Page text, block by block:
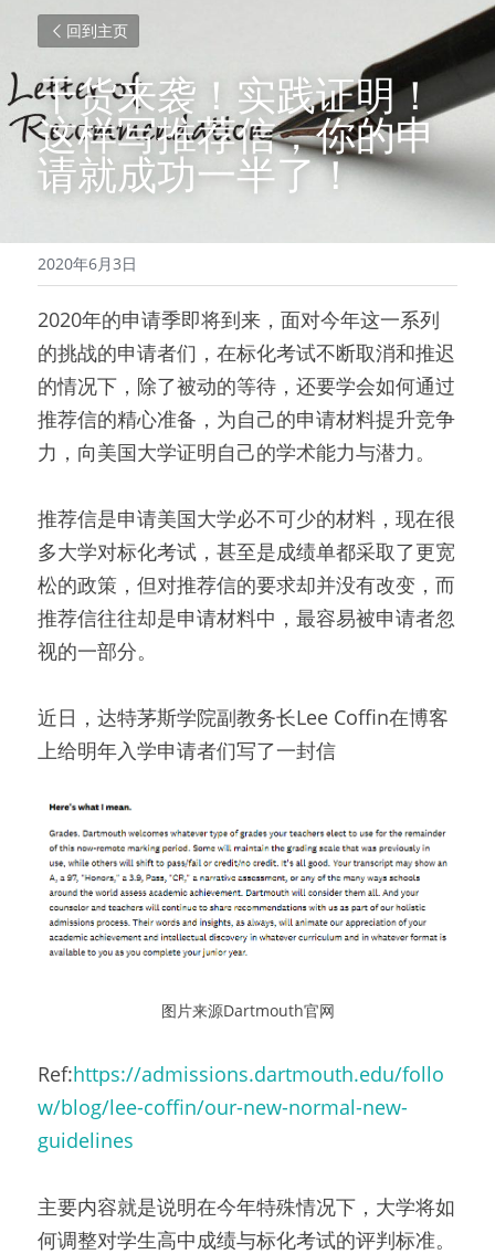
回到主页
干货来袭！实践证明！
这样写推荐信，你的申
请就成功一半了！
2020年6月3日
2020年的申请季即将到来，面对今年这一系列
的挑战的申请者们，在标化考试不断取消和推迟
的情况下，除了被动的等待，还要学会如何通过
推荐信的精心准备，为自己的申请材料提升竞争
力，向美国大学证明自己的学术能力与潜力。
推荐信是申请美国大学必不可少的材料，现在很
多大学对标化考试，甚至是成绩单都采取了更宽
松的政策，但对推荐信的要求却并没有改变，而
推荐信往往却是申请材料中，最容易被申请者忽
视的一部分。
近日，达特茅斯学院副教务长Lee Coffin在博客
上给明年入学申请者们写了一封信
图片来源Dartmouth官网
Ref:https://admissions.dartmouth.edu/follo
w/blog/lee-coffin/our-new-normal-new-
guidelines
主要内容就是说明在今年特殊情况下，大学将如
何调整对学生高中成绩与标化考试的评判标准。